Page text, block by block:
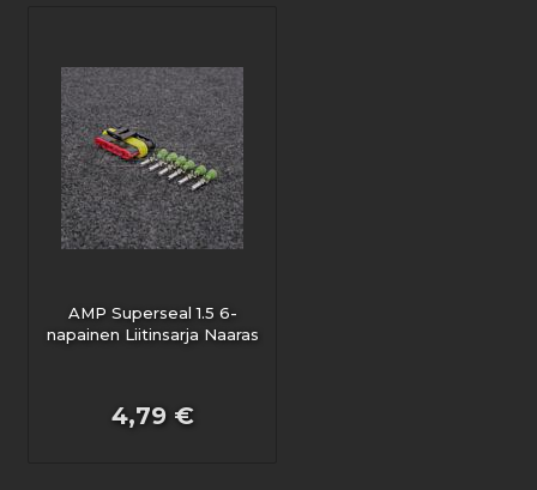
AMP Superseal 1.5 6-
napainen Liitinsarja Naaras
4,79 €